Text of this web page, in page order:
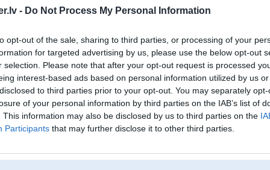
- Do Not Process My Personal Information
opt-out of the sale, sharing to third parties, or processing of your
for targeted advertising by us, please use the below opt-out
selection. Please note that after your opt-out request is processed
interest-based ads based on personal information utilized by us
to third parties prior to your opt-out. You may separately
of your personal information by third parties on the IAB’s list of
This information may also be disclosed by us to third parties on the
Participants that may further disclose it to other third parties.
Forums Galerijas Reģistrācija Lietotāji
Lietotāja 33winmobile profils
Lietotājvārds:
33winmobile
Ziņojumi forumā:
0
Pēdējie ziņojumi forumā